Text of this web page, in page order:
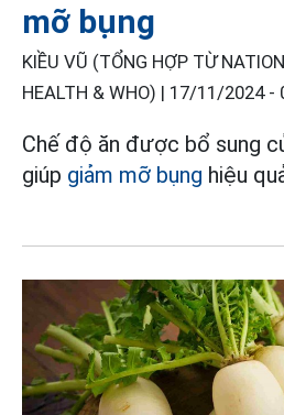
mỡ bụng
KIỀU VŨ (TỔNG HỢP TỪ
HEALTH & WHO) | 17/11/2024 -
Chế độ ăn được bổ sung
giúp giảm mỡ bụng hiệu